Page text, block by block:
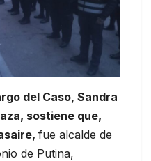
del Caso, Sandra
sostiene que,
fue alcalde de
de Putina,